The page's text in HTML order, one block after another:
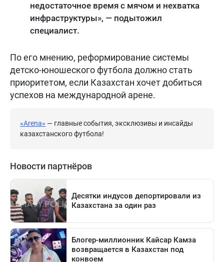
недостаточное время с мячом и нехватка
инфраструктуры», — подытожил
специалист.
По его мнению, реформирование системы
детско-юношеского футбола должно стать
приоритетом, если Казахстан хочет добиться
успехов на международной арене.
«Arena» — главные события, эксклюзивы и инсайды
казахстанского футбола!